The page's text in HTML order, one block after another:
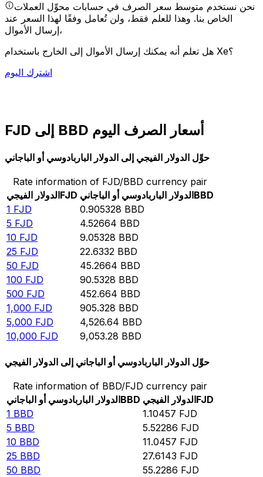
نحن نستخدم متوسط سعر الصرف في حسابات محوِّل العملات
الخاص بنا. وهذا للعلم فقط، ولن تُعامل وفقًا لهذا السعر عند
إرسال الأموال،
هل تعلم أنه يمكنك إرسال الأموال إلى الخارج باستخدام Xe؟
اشترك اليوم
FJD إلى BBD أسعار الصرف اليوم
حوِّل الدولار الفيجي إلى الدولار الباربادوسي أو الباجاني
Rate information of FJD/BBD currency pair
الدولار الفيجيFJD الدولار الباربادوسي أو الباجانيBBD
1 FJD 0.905328 BBD
5 FJD 4.52664 BBD
10 FJD 9.05328 BBD
25 FJD 22.6332 BBD
50 FJD 45.2664 BBD
100 FJD 90.5328 BBD
500 FJD 452.664 BBD
1,000 FJD 905.328 BBD
5,000 FJD 4,526.64 BBD
10,000 FJD 9,053.28 BBD
حوِّل الدولار الباربادوسي أو الباجاني إلى الدولار الفيجي
Rate information of BBD/FJD currency pair
الدولار الباربادوسي أو الباجانيBBD الدولار الفيجيFJD
1 BBD 1.10457 FJD
5 BBD 5.52286 FJD
10 BBD 11.0457 FJD
25 BBD 27.6143 FJD
50 BBD 55.2286 FJD